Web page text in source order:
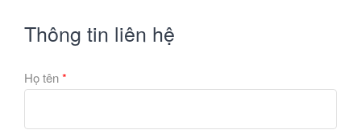
thành một tác phẩm nghệ thuật có chiều sâu.
1. Ưu điểm nổi bật của giấy dán
Thông tin liên hệ
Họ tên*